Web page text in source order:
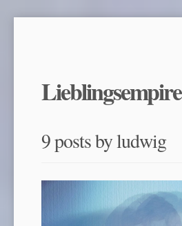
Lieblingsempire
9 posts by ludwig